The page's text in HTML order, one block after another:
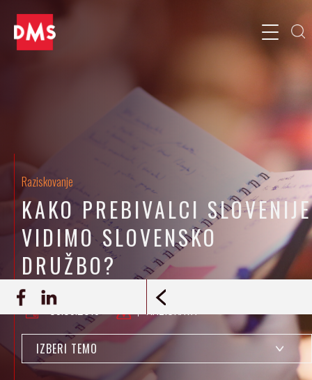
Raziskovanje
KAKO PREBIVALCI SLOVENIJE
VIDIMO SLOVENSKO
DRUŽBO?
09.03.2016 RAZISKAVA
IZBERI TEMO